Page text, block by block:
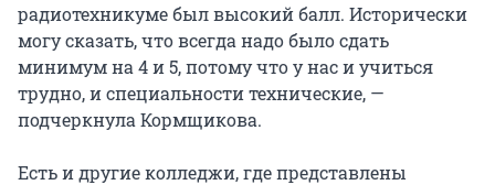
радиотехникуме был высокий балл. Исторически
могу сказать, что всегда надо было сдать
минимум на 4 и 5, потому что у нас и учиться
трудно, и специальности технические, —
подчеркнула Кормщикова.
Есть и другие колледжи, где представлены